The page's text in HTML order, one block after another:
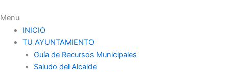
Menu
INICIO
TU AYUNTAMIENTO
Guía de Recursos Municipales
Saludo del Alcalde